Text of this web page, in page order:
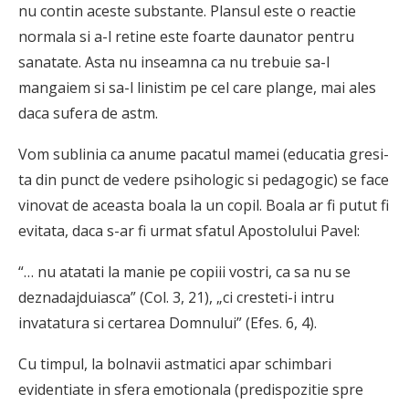
nu contin aceste substante. Plansul este o reactie
normala si a-l retine este foarte daunator pentru
sanatate. Asta nu inseamna ca nu trebuie sa-l
mangaiem si sa-l linistim pe cel care plange, mai ales
daca sufera de astm.
Vom sublinia ca anume pacatul mamei (educatia gresi­
ta din punct de vedere psihologic si pedagogic) se face
vinovat de aceasta boala la un copil. Boala ar fi putut fi
evi­tata, daca s-ar fi urmat sfatul Apostolului Pavel:
“… nu atatati la manie pe copiii vostri, ca sa nu se
deznadajduiasca” (Col. 3, 21), „ci cresteti-i intru
invatatura si certarea Domnului” (Efes. 6, 4).
Cu timpul, la bolnavii astmatici apar schimbari
evidentiate in sfera emotionala (predispozitie spre